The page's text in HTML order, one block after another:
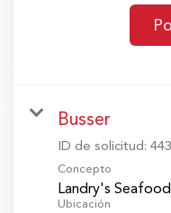
Busser
ID de solicitud:
Concepto
Landry's Seafood
Ubicación